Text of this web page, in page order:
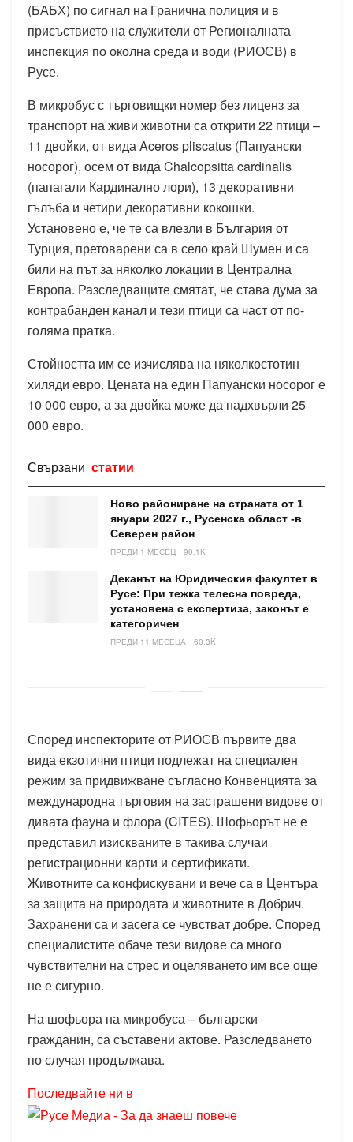
(БАБХ) по сигнал на Гранична полиция и в
присъствието на служители от Регионалната
инспекция по околна среда и води (РИОСВ) в
Русе.
В микробус с търговищки номер без лиценз за
транспорт на живи животни са открити 22 птици –
11 двойки, от вида Aceros pliscatus (Папуански
носорог), осем от вида Chalcopsitta cardinalis
(папагали Кардинално лори), 13 декоративни
гълъба и четири декоративни кокошки.
Установено е, че те са влезли в България от
Турция, претоварени са в село край Шумен и са
били на път за няколко локации в Централна
Европа. Разследващите смятат, че става дума за
контрабанден канал и тези птици са част от по-
голяма пратка.
Стойността им се изчислява на няколкостотин
хиляди евро. Цената на един Папуански носорог е
10 000 евро, а за двойка може да надхвърли 25
000 евро.
Свързани статии
Ново райониране на страната от 1
януари 2027 г., Русенска област -в
Северен район
ПРЕДИ 1 МЕСЕЦ 90.1K
Деканът на Юридическия факултет в
Русе: При тежка телесна повреда,
установена с експертиза, законът е
категоричен
ПРЕДИ 11 МЕСЕЦА 60.3K
Според инспекторите от РИОСВ първите два
вида екзотични птици подлежат на специален
режим за придвижване съгласно Конвенцията за
международна търговия на застрашени видове от
дивата фауна и флора (CITES). Шофьорът не е
представил изискваните в такива случаи
регистрационни карти и сертификати.
Животните са конфискувани и вече са в Центъра
за защита на природата и животните в Добрич.
Захранени са и засега се чувстват добре. Според
специалистите обаче тези видове са много
чувствителни на стрес и оцеляването им все още
не е сигурно.
На шофьора на микробуса – български
гражданин, са съставени актове. Разследването
по случая продължава.
Последвайте ни в